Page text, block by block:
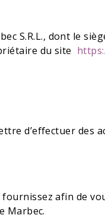
S.R.L., dont le
du site
d’effectuer des
afin de
Marbec.